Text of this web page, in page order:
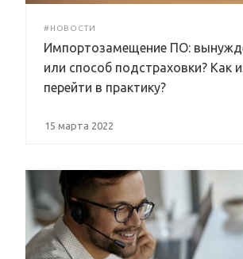
#НОВОСТИ
Импортозамещение ПО:
или способ подстраховки? Как
перейти в практику?
15 марта 2022